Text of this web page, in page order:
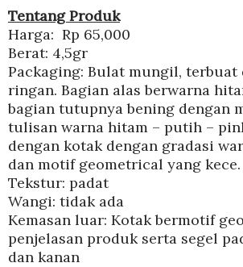
Tentang Produk
Harga: Rp 65,000
Berat: 4,5gr
Packaging: Bulat mungil,
ringan. Bagian alas berwarna
bagian tutupnya bening dengan
tulisan warna hitam – putih –
dengan kotak dengan gradasi
dan motif geometrical yang kece.
Tekstur: padat
Wangi: tidak ada
Kemasan luar: Kotak bermotif
penjelasan produk serta segel
dan kanan